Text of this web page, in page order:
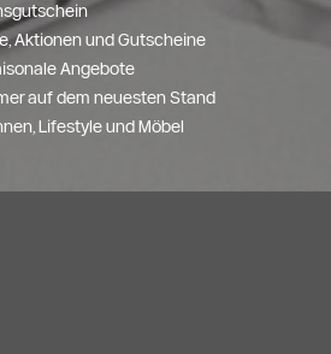
Aktionen und Gutscheine
Angebote
auf dem neuesten Stand
Lifestyle und Möbel